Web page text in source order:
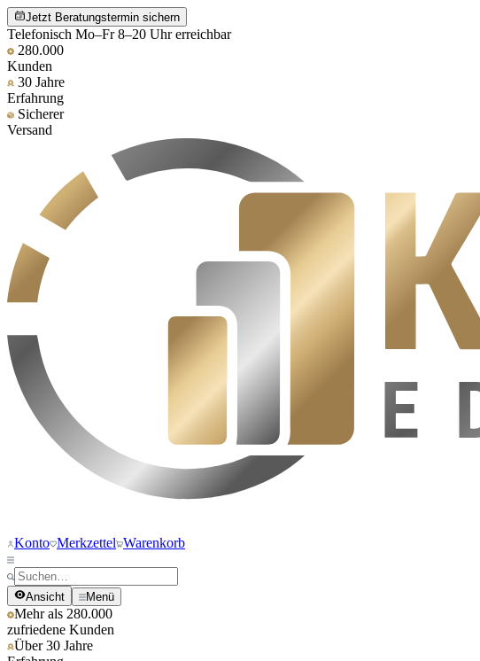
Jetzt Beratungstermin sichern
Telefonisch Mo–Fr 8–20 Uhr erreichbar
280.000
Kunden
30 Jahre
Erfahrung
Sicherer
Versand
Konto Merkzettel Warenkorb
Ansicht Menü
Mehr als 280.000
zufriedene Kunden
Über 30 Jahre